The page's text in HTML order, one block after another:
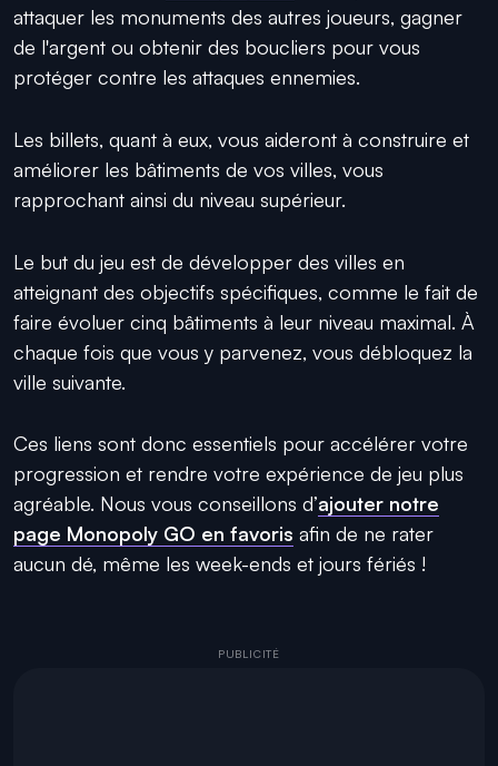
attaquer les monuments des autres joueurs, gagner
de l'argent ou obtenir des boucliers pour vous
protéger contre les attaques ennemies.
Les billets, quant à eux, vous aideront à construire et
améliorer les bâtiments de vos villes, vous
rapprochant ainsi du niveau supérieur.
Le but du jeu est de développer des villes en
atteignant des objectifs spécifiques, comme le fait de
faire évoluer cinq bâtiments à leur niveau maximal. À
chaque fois que vous y parvenez, vous débloquez la
ville suivante.
Ces liens sont donc essentiels pour accélérer votre
progression et rendre votre expérience de jeu plus
agréable. Nous vous conseillons d’ajouter notre
page Monopoly GO en favoris afin de ne rater
aucun dé, même les week-ends et jours fériés !